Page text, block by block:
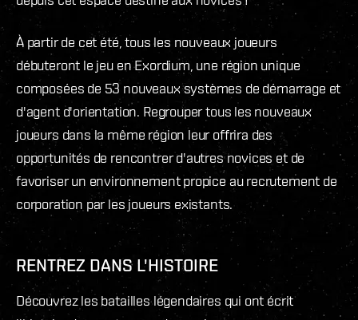
À partir de cet été, tous les nouveaux joueurs
débuteront le jeu en Exordium, une région unique
composées de 53 nouveaux systèmes de démarrage et
d'agent d'orientation. Regrouper tous les nouveaux
joueurs dans la même région leur offrira des
opportunités de rencontrer d'autres novices et de
favoriser un environnement propice au recrutement de
corporation par les joueurs existants.
RENTREZ DANS L'HISTOIRE
Découvrez les batailles légendaires qui ont écrit